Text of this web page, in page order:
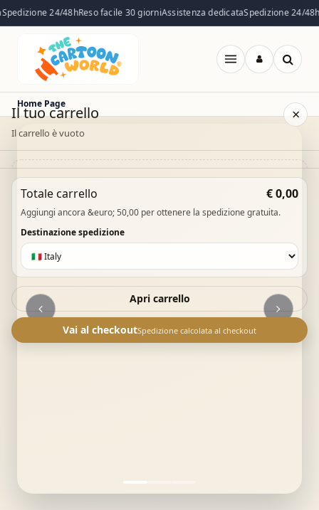
24/48hReso facile 30 giorniAssistenza dedicataSpedizione 24/48h
Apri
Il tuo carrello
Il carrello è vuoto
×
Il carrello è vuoto. Esplora il catalogo e aggiungi i
Totale carrello € 0,00
Aggiungi ancora &euro; 50,00 per ottenere la spedizione gratuita.
Destinazione spedizione
Apri carrello
Vai al checkoutSpedizione calcolata al checkout
Home Page
mondo di
divertimento
per ogni età.
Dettagli
accessori e
fantasia per
ogni giornata.
Dettagli